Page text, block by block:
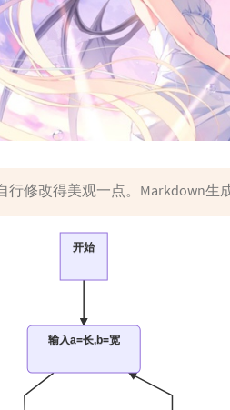
行修改得美观一点。Markdown生
开始
输入a=长,b=宽